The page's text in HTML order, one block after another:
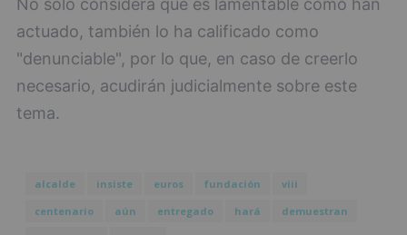
No solo considera que es lamentable cómo han
actuado, también lo ha calificado como
"denunciable", por lo que, en caso de creerlo
necesario, acudirán judicialmente sobre este
tema.
alcalde insiste euros fundación
viii
centenario
aún entregado hará
demuestran